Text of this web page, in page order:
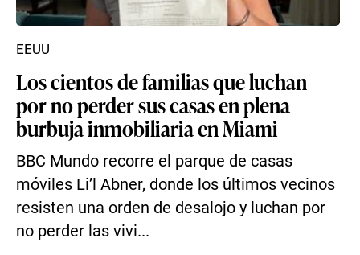
Los cientos de familias que luchan
por no perder sus casas en plena
burbuja inmobiliaria en Miami
BBC Mundo recorre el parque de casas
móviles Li’l Abner, donde los últimos vecinos
resisten una orden de desalojo y luchan por
no perder las vivi...
EEUU